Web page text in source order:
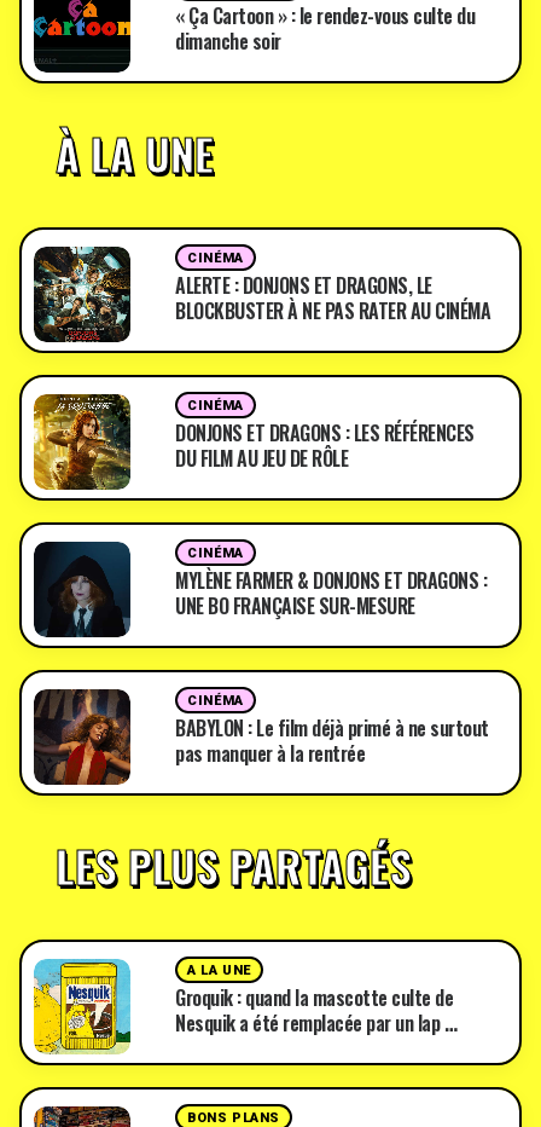
« Ça Cartoon » : le rendez-vous culte du
dimanche soir
À LA UNE
CINÉMA
ALERTE : DONJONS ET DRAGONS, LE
BLOCKBUSTER À NE PAS RATER AU CINÉMA
CINÉMA
DONJONS ET DRAGONS : LES RÉFÉRENCES
DU FILM AU JEU DE RÔLE
CINÉMA
MYLÈNE FARMER & DONJONS ET DRAGONS :
UNE BO FRANÇAISE SUR-MESURE
CINÉMA
BABYLON : Le film déjà primé à ne surtout
pas manquer à la rentrée
LES PLUS PARTAGÉS
A LA UNE
Groquik : quand la mascotte culte de
Nesquik a été remplacée par un lap …
BONS PLANS